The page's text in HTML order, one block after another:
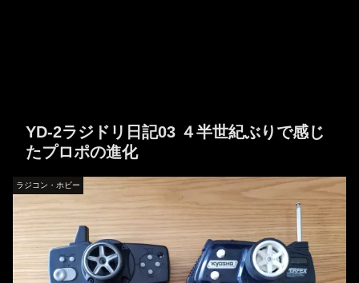
YD-2ラジドリ日記03 ４半世紀ぶりで感じ
たプロポの進化
ラジコン・ホビー